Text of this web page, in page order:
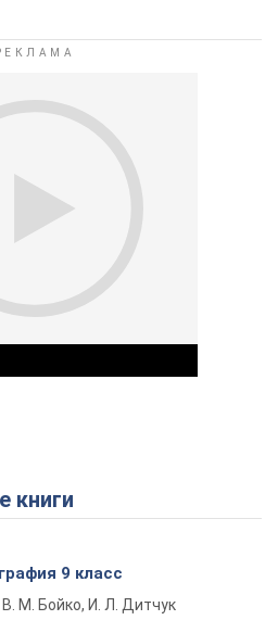
Play Video
книги
9 класс
В. М. Бойко, И. Л. Дитчук